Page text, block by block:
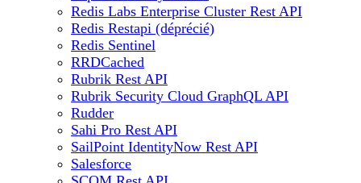
Redis Labs Enterprise Cluster Rest API
Redis Restapi (déprécié)
Redis Sentinel
RRDCached
Rubrik Rest API
Rubrik Security Cloud GraphQL API
Rudder
Sahi Pro Rest API
SailPoint IdentityNow Rest API
Salesforce